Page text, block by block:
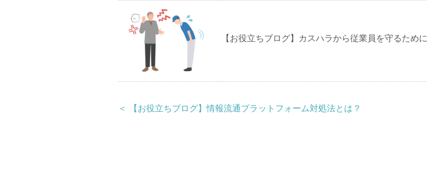
【お役立ちブログ】カスハラから従業員を守るために
＜ 【お役立ちブログ】情報流通プラットフォーム対処法とは？